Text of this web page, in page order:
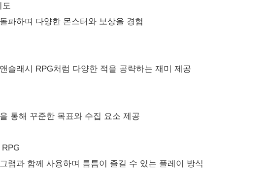
도
파하며 다양한 몬스터와 보상을 경험
슬래시 RPG처럼 다양한 적을 공략하는 재미 제공
통해 꾸준한 목표와 수집 요소 제공
램과 함께 사용하며 틈틈이 즐길 수 있는 플레이 방식